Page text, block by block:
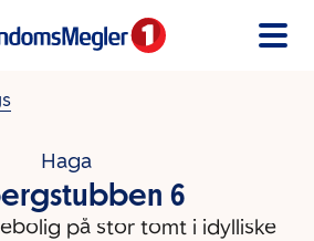
Haga
6
på stor tomt i idylliske